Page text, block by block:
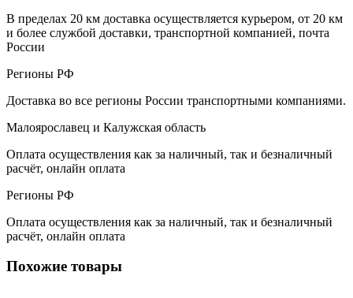
В пределах 20 км доставка осуществляется курьером, от 20 км
и более службой доставки, транспортной компанией, почта
России
Регионы РФ
Доставка во все регионы России транспортными компаниями.
Малоярославец и Калужская область
Оплата осуществления как за наличный, так и безналичный
расчёт, онлайн оплата
Регионы РФ
Оплата осуществления как за наличный, так и безналичный
расчёт, онлайн оплата
Похожие товары